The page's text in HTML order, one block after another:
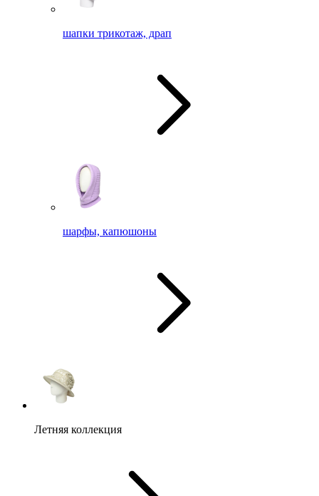
шапки трикотаж, драп
шарфы, капюшоны
Летняя коллекция